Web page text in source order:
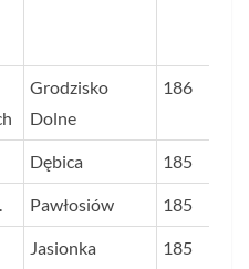
Grodzisko
Dolne
186
Dębica 185
Pawłosiów 185
Jasionka 185